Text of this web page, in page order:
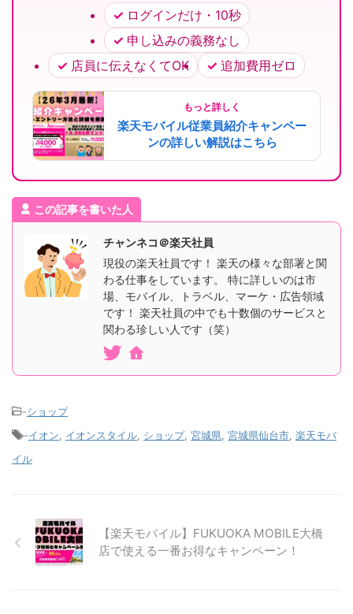
ログインだけ・10秒
申し込みの義務なし
店員に伝えなくてOK
追加費用ゼロ
もっと詳しく
楽天モバイル従業員紹介キャンペー
ンの詳しい解説はこちら
この記事を書いた人
チャンネコ＠楽天社員
現役の楽天社員です！ 楽天の様々な部署と関
わる仕事をしています。 特に詳しいのは市
場、モバイル、トラベル、マーケ・広告領域
です！ 楽天社員の中でも十数個のサービスと
関わる珍しい人です（笑）
-ショップ
-イオン イオンスタイル ショップ, 宮城県 宮城県仙台市 楽天モバ
イル
【楽天モバイル】FUKUOKA MOBILE大橋
店で使える一番お得なキャンペーン！